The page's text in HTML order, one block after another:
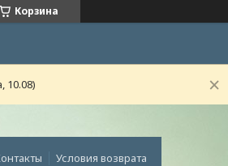
Корзина
10.08)
Условия возврата